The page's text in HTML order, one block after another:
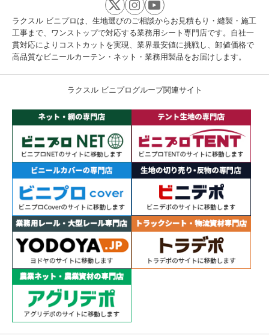
ラクスル ビニプロは、生地選びのご相談からお見積もり・縫製・施工
工事まで、ワンストップで対応する業務用シート専門店です。自社一
貫対応によりコストカットを実現、業界最安値に挑戦し、卸値価格で
高品質なビニールカーテン・ネット・業務用製品をお届けします。
ラクスル ビニプログループ関連サイト